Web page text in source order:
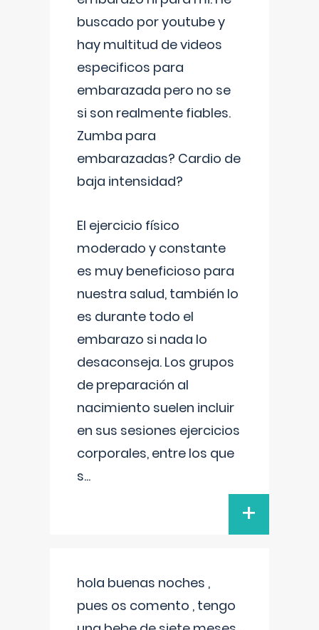
buscado por youtube y
hay multitud de videos
especificos para
embarazada pero no se
si son realmente fiables.
Zumba para
embarazadas? Cardio de
baja intensidad?
El ejercicio físico
moderado y constante
es muy beneficioso para
nuestra salud, también lo
es durante todo el
embarazo si nada lo
desaconseja. Los grupos
de preparación al
nacimiento suelen incluir
en sus sesiones ejercicios
corporales, entre los que
s...
+
hola buenas noches ,
pues os comento , tengo